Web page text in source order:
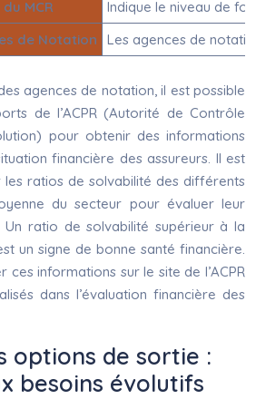
MCR
Indique le niveau de
de Notation
Les agences de
agences de notation, il est possible
de l’ACPR (Autorité de Contrôle
pour obtenir des informations
financière des assureurs. Il est
ratios de solvabilité des différents
du secteur pour évaluer leur
ratio de solvabilité supérieur à la
un signe de bonne santé financière.
informations sur le site de l’ACPR
dans l’évaluation financière des
options de sortie :
besoins évolutifs